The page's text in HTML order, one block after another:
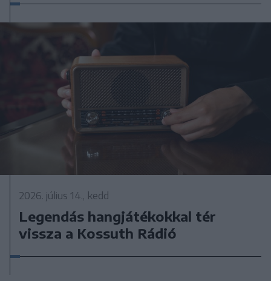
2026. július 14., kedd
Legendás hangjátékokkal tér
vissza a Kossuth Rádió